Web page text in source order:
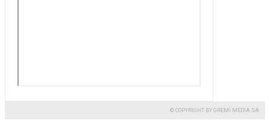
© COPYRIGHT BY GREMI MEDIA SA